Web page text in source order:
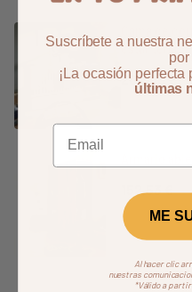
Cama de
estantería
264,00 €
152,53 €
Suscríbete a nuestra
por
¡La ocasión perfecta
últimas
ME
Al hacer clic
nuestras
*Válido a partir